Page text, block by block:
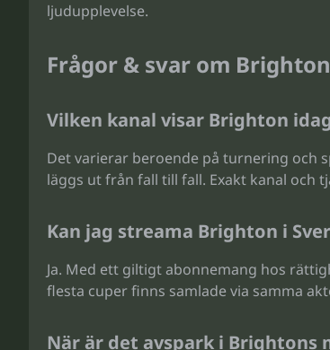
ljudupplevelse.
Frågor & svar om
Vilken kanal visar Brighton
Det varierar beroende på turnering och
läggs ut från fall till fall. Exakt kanal och
Kan jag streama Brighton i
Ja. Med ett giltigt abonnemang hos
flesta cuper finns samlade via samma
När är det avspark i Brightons